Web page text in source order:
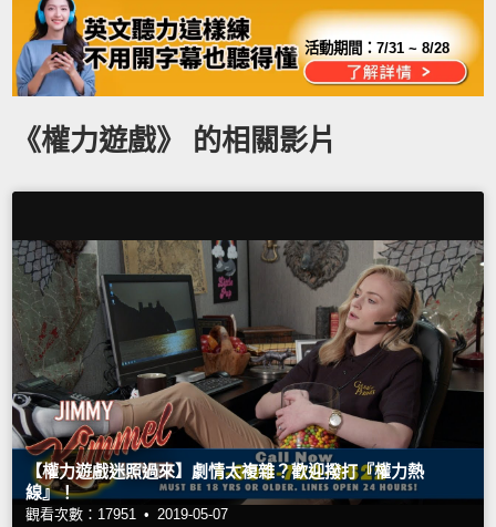
活動期間：7/31 ~ 8/28
《權力遊戲》 的相關影片
【權力遊戲迷照過來】劇情太複雜？歡迎撥打『權力熱
線』！
觀看次數：17951 • 2019-05-07